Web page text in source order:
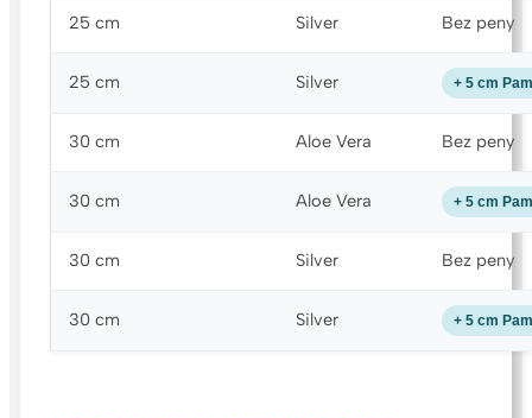
25 cm Silver Bez peny
25 cm Silver + 5 cm
30 cm Aloe Vera Bez peny
30 cm Aloe Vera + 5 cm
30 cm Silver Bez peny
30 cm Silver + 5 cm